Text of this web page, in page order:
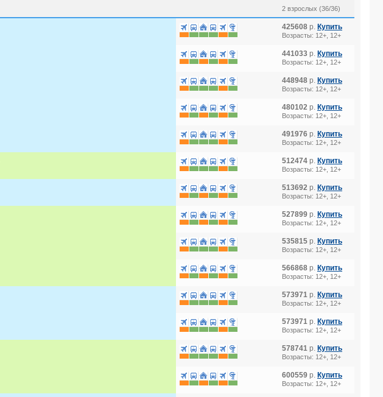
2 взрослых (36/36)
425608 р. Купить
Возрасты: 12+, 12+
441033 р. Купить
Возрасты: 12+, 12+
448948 р. Купить
Возрасты: 12+, 12+
480102 р. Купить
Возрасты: 12+, 12+
491976 р. Купить
Возрасты: 12+, 12+
512474 р. Купить
Возрасты: 12+, 12+
513692 р. Купить
Возрасты: 12+, 12+
527899 р. Купить
Возрасты: 12+, 12+
535815 р. Купить
Возрасты: 12+, 12+
566868 р. Купить
Возрасты: 12+, 12+
573971 р. Купить
Возрасты: 12+, 12+
573971 р. Купить
Возрасты: 12+, 12+
578741 р. Купить
Возрасты: 12+, 12+
600559 р. Купить
Возрасты: 12+, 12+